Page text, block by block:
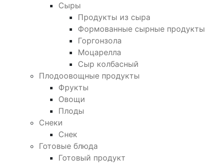
Сыры
Продукты из сыра
Формованные сырные продукты
Горгонзола
Моцарелла
Сыр колбасный
Плодоовощные продукты
Фрукты
Овощи
Плоды
Снеки
Снек
Готовые блюда
Готовый продукт